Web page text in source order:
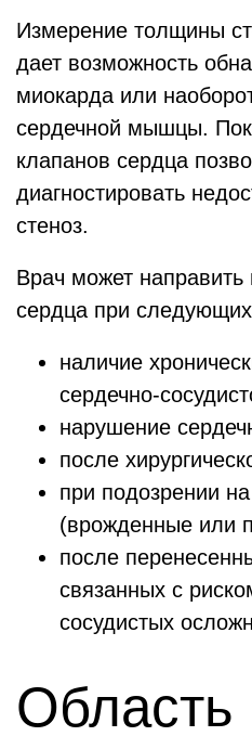
Измерение толщины
дает возможность
миокарда или
сердечной мышцы.
клапанов сердца
диагностировать
стеноз.
Врач может
сердца при следующих
наличие
сердечно-
нарушение
после
при подозрении
(врожденные или
после
связанных с
сосудистых
Область